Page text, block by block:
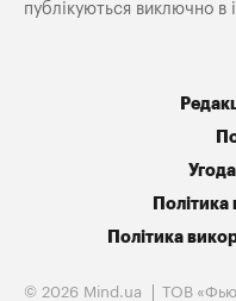
публікуються виключно в
Політика
Політика
© 2026 Mind.ua ТОВ